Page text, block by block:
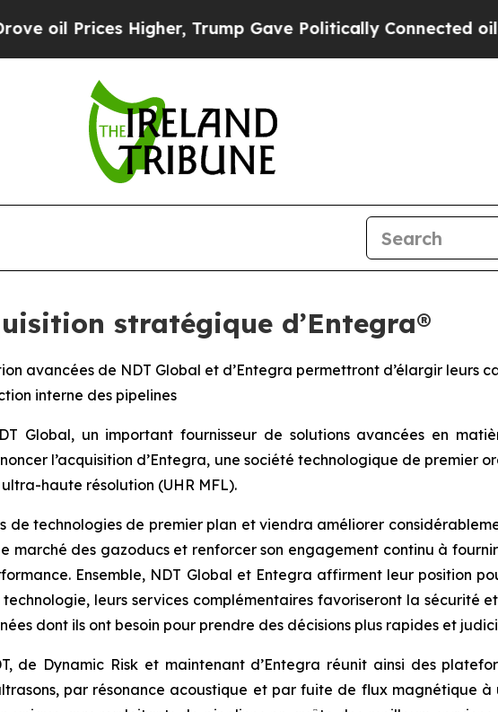
Higher, Trump Gave Politically Connected oil
stratégique d’Entegra®
avancées de NDT Global et d’Entegra permettront d’élargir leurs
interne des pipelines
Global, un important fournisseur de solutions avancées en
l’acquisition d’Entegra, une société technologique de premier
haute résolution (UHR MFL).
de technologies de premier plan et viendra améliorer
marché des gazoducs et renforcer son engagement continu à
Ensemble, NDT Global et Entegra affirment leur position
leurs services complémentaires favoriseront la sécurité
dont ils ont besoin pour prendre des décisions plus rapides et
de Dynamic Risk et maintenant d’Entegra réunit ainsi des
par résonance acoustique et par fuite de flux magnétique